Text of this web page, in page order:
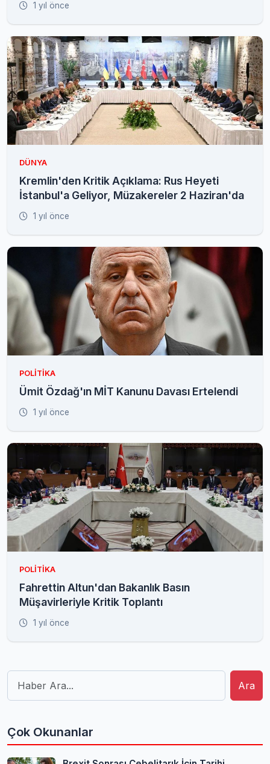
1 yıl önce
DÜNYA
Kremlin'den Kritik Açıklama: Rus Heyeti
İstanbul'a Geliyor, Müzakereler 2 Haziran'da
1 yıl önce
POLITIKA
Ümit Özdağ'ın MİT Kanunu Davası Ertelendi
1 yıl önce
POLITIKA
Fahrettin Altun'dan Bakanlık Basın
Müşavirleriyle Kritik Toplantı
1 yıl önce
Ara
Çok Okunanlar